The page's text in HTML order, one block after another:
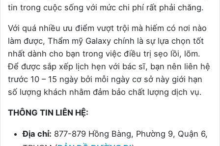
tin trong cuộc sống với mức chi phí rất phải chăng.
Với quá nhiều ưu điểm vượt trội mà hiếm có nơi nào
làm được, Thẩm mỹ Galaxy chính là sự lựa chọn tốt
nhất dành cho bạn trong việc điều trị sẹo lồi, lõm.
Để được sắp xếp lịch hẹn với bác sĩ, bạn nên liên hệ
trước 10 – 15 ngày bởi mỗi ngày cơ sở này giới hạn
số lượng khách nhằm đảm bảo chất lượng dịch vụ.
THÔNG TIN LIÊN HỆ:
Địa chỉ: 877-879 Hồng Bàng, Phường 9, Quận 6,